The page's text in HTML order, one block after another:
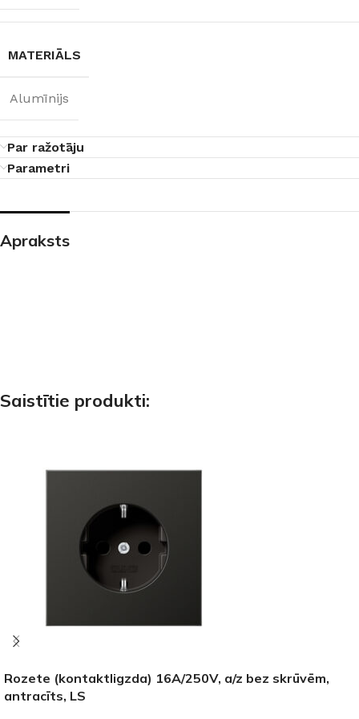
MATERIĀLS
Alumīnijs
Par ražotāju
Parametri
Apraksts
Saistītie produkti:
Rozete (kontaktligzda) 16A/250V, a/z bez skrūvēm,
antracīts, LS